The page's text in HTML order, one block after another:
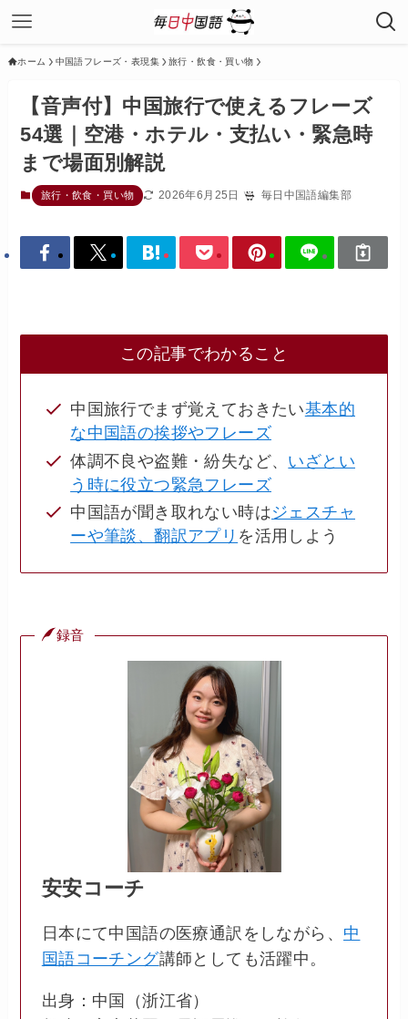
ホーム 中国語フレーズ・表現集 旅行・飲食・買い物
【音声付】中国旅行で使えるフレーズ
54選｜空港・ホテル・支払い・緊急時
まで場面別解説
旅行・飲食・買い物 2026年6月25日 毎日中国語編集部
この記事でわかること
中国旅行でまず覚えておきたい基本的
な中国語の挨拶やフレーズ
体調不良や盗難・紛失など、 いざとい
う時に役立つ緊急フレーズ
中国語が聞き取れない時はジェスチャ
ーや筆談、翻訳アプリ を活用しよう
録音
安安コーチ
日本にて中国語の医療通訳をしながら、 中
国語コーチング講師としても活躍中。
出身：中国（浙江省）